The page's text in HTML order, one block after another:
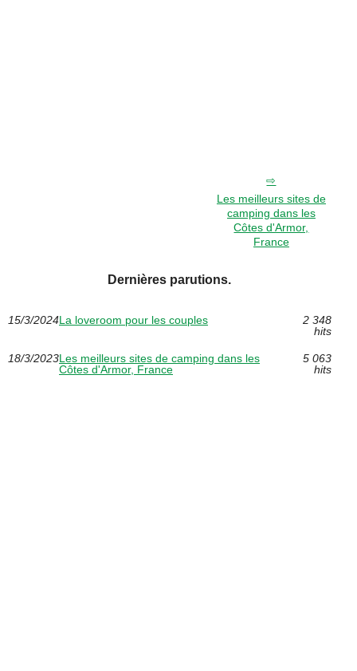
Les meilleurs sites de
camping dans les
Côtes d'Armor,
France
Dernières parutions.
15/3/2024La loveroom pour les couples
2 348
hits
18/3/2023Les meilleurs sites de camping dans les
Côtes d'Armor, France
5 063
hits